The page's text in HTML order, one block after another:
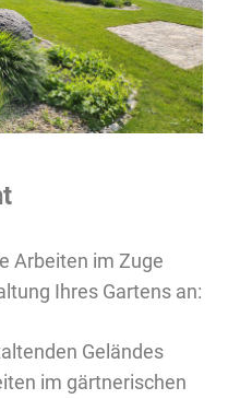
Arbeiten im Zuge
Ihres Gartens an:
Geländes
im gärtnerischen